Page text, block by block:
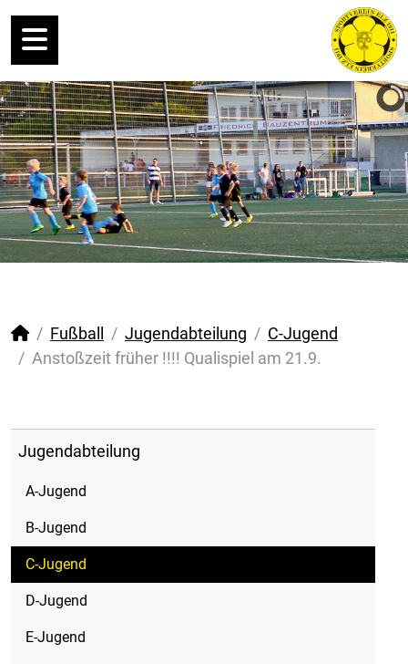
Fußball Jugendabteilung
C-Jugend
Anstoßzeit früher !!!! Qualispiel am 21.9.
Jugendabteilung
A-Jugend
B-Jugend
C-Jugend
D-Jugend
E-Jugend